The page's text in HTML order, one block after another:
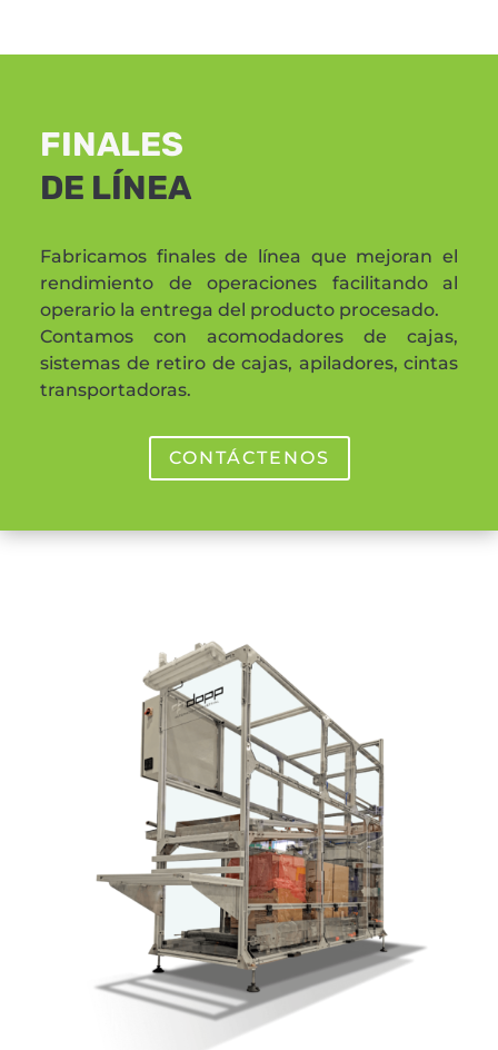
FINALES
DE LÍNEA
Fabricamos finales de línea que mejoran el
rendimiento de operaciones facilitando al
operario la entrega del producto procesado.
Contamos con acomodadores de cajas,
sistemas de retiro de cajas, apiladores, cintas
transportadoras.
CONTÁCTENOS